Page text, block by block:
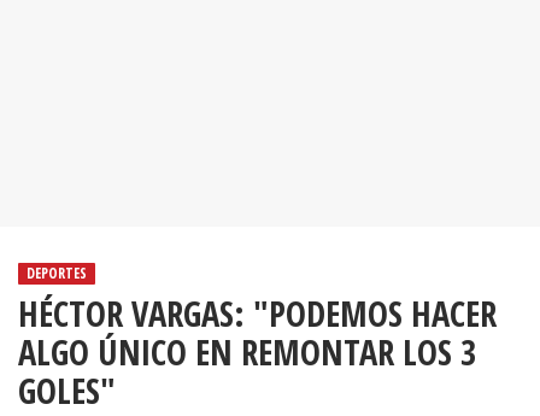
DEPORTES
HÉCTOR VARGAS: "PODEMOS HACER
ALGO ÚNICO EN REMONTAR LOS 3
GOLES"